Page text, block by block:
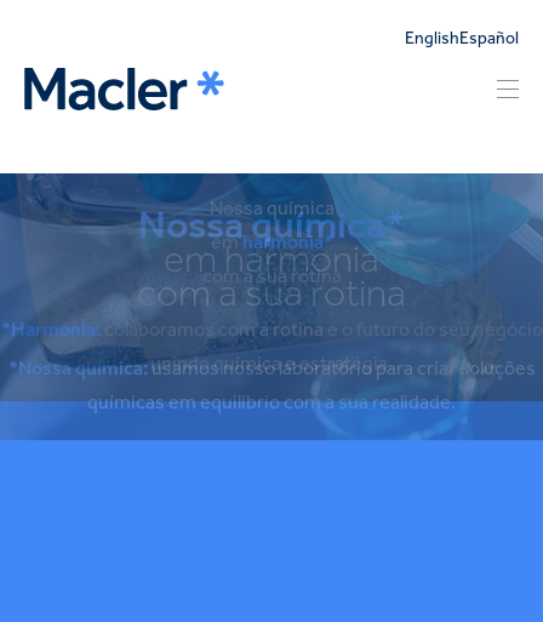
English Español
Nossa química
em harmonia*
com a sua rotina
*Harmonia:colaboramos com a rotina e o futuro do seu negócio
unindo química e estratégia.